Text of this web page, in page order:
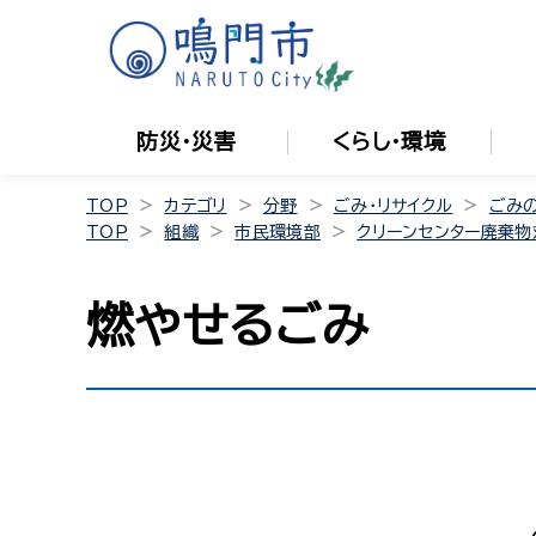
防災・災害 くらし・環境
TOP カテゴリ 分野 ごみ・リサイクル
ごみ
TOP
組織 市民環境部 クリーンセンター廃棄
燃やせるごみ